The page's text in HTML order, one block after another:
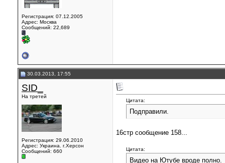
Регистрация: 07.12.2005
Адрес: Москва
Сообщений: 22,689
30.03.2013, 17:55
SID_
На третей
Регистрация: 29.06.2010
Адрес: Украина. г.Херсон
Сообщений: 660
Цитата:
Подправили.
16стр сообщение 158...
Цитата:
Видео на Ютубе вроде полно.